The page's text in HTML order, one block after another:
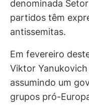
denominada
partidos têm
antissemitas.
Em fevereiro
Viktor
assumindo um
grupos pró-